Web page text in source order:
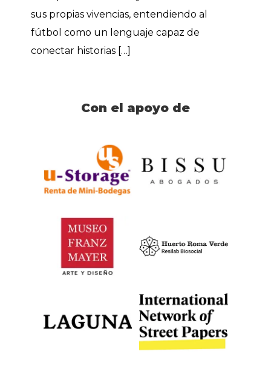
sus propias vivencias, entendiendo al
fútbol como un lenguaje capaz de
conectar historias […]
Con el apoyo de